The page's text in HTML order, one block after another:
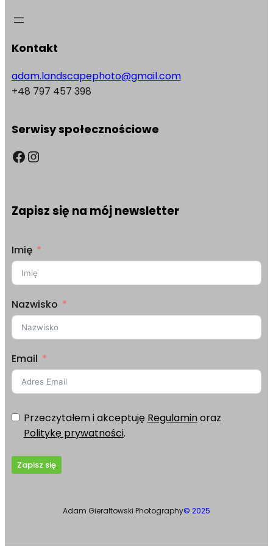
Kontakt
adam.landscapephoto@gmail.com
+48 797 457 398
Serwisy społecznościowe
Facebook Instagram
Zapisz się na mój newsletter
Imię
Nazwisko
Email
Przeczytałem i akceptuję Regulaminoraz
Politykę prywatności.
Zapisz się
Adam Gieraltowski Photography© 2025